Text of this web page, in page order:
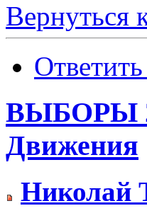
Вернуться
ВЫБОРЫ
Движения
Николай